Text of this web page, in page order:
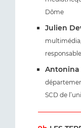
Dôme
Julien
Antonina
SCD de